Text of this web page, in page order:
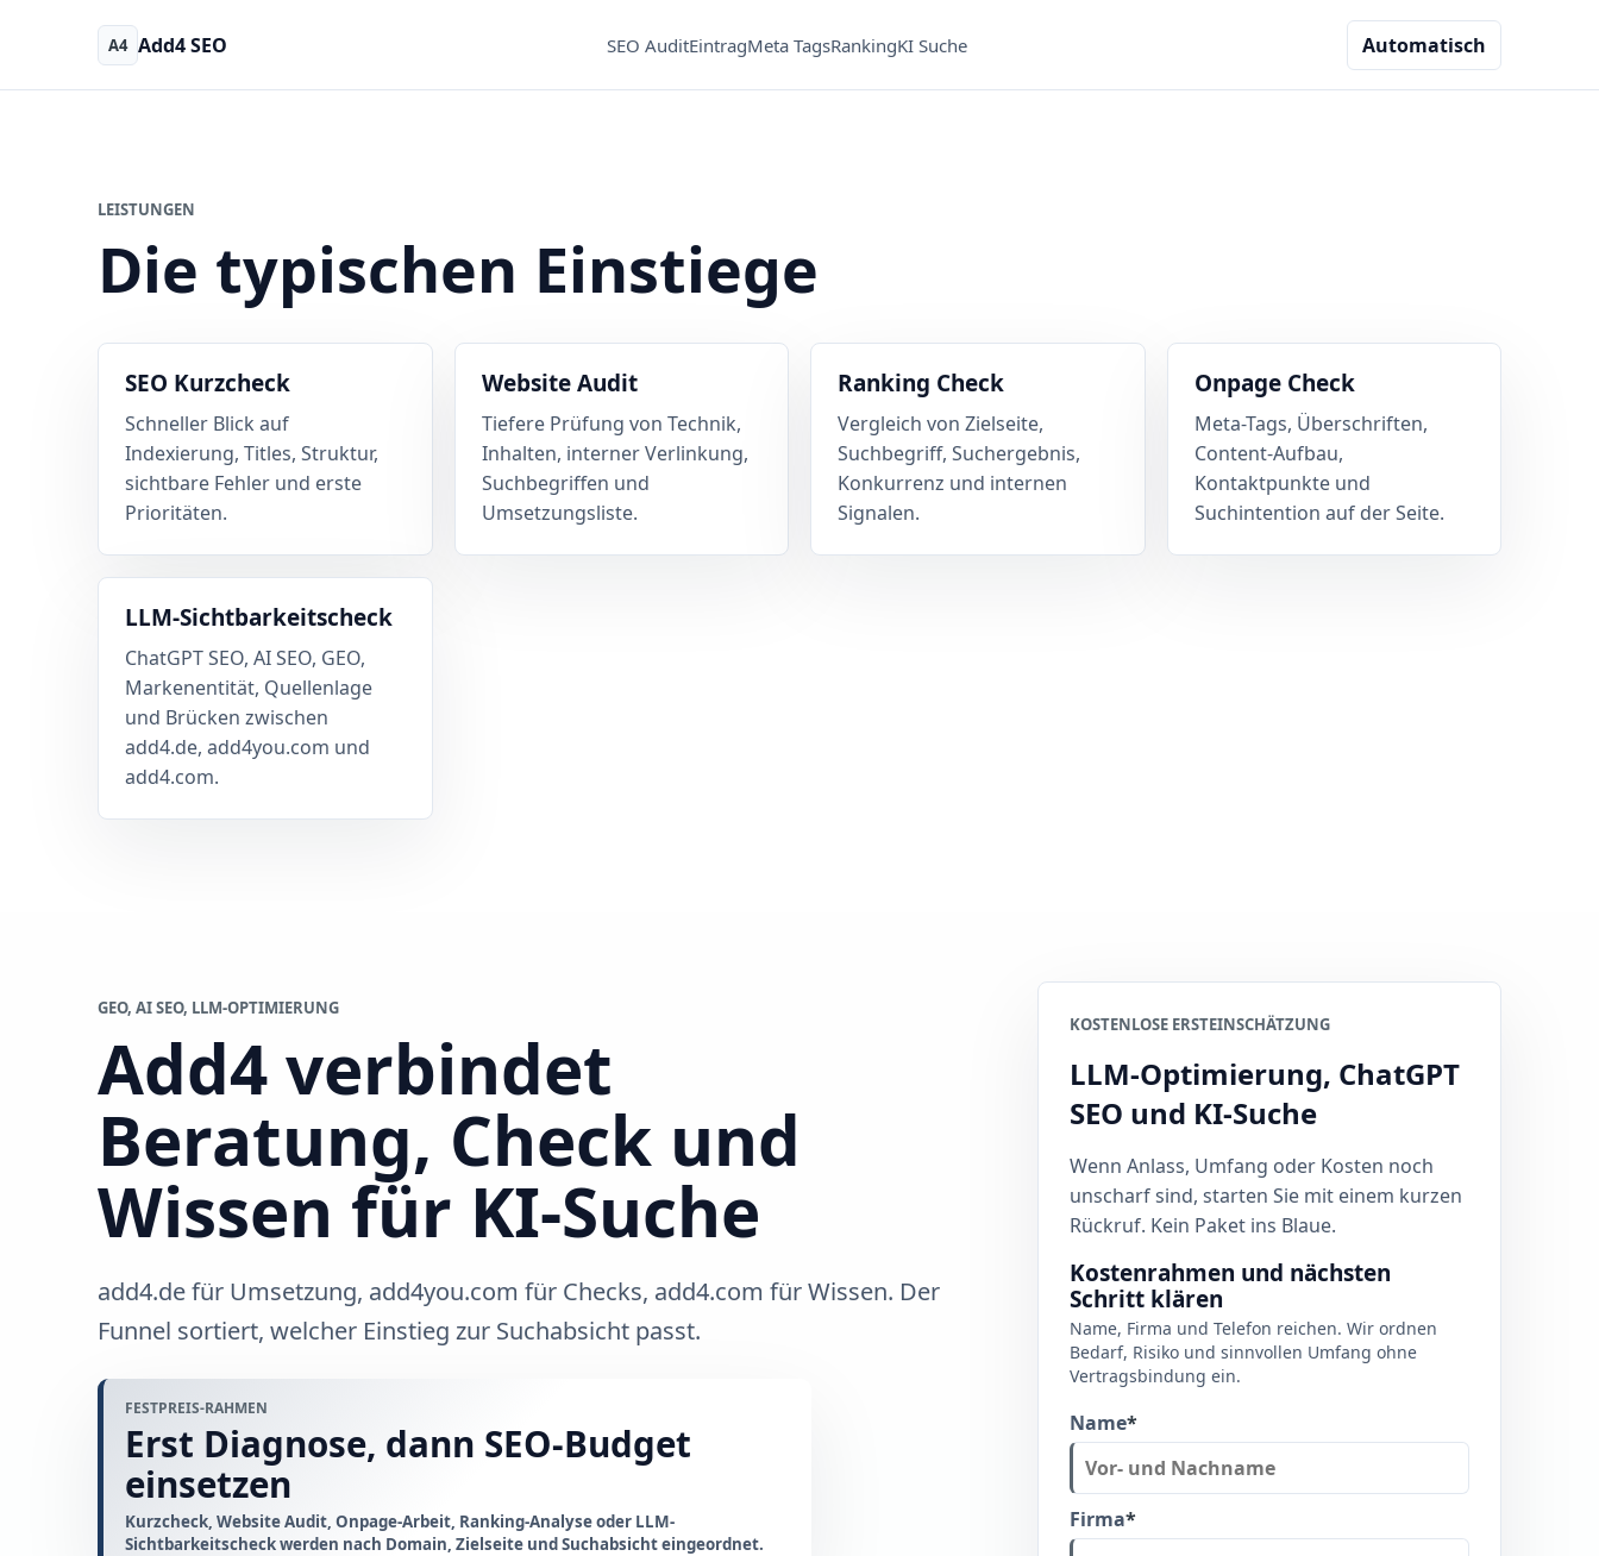
A4 Add4 SEO SEO AuditEintragMeta TagsRankingKI Suche Automatisch
GEO, AI SEO, LLM-OPTIMIERUNG
Add4 verbindet
Beratung, Check und
Wissen für KI-Suche
add4.de für Umsetzung, add4you.com für Checks, add4.com für Wissen. Der
Funnel sortiert, welcher Einstieg zur Suchabsicht passt.
FESTPREIS-RAHMEN
Erst Diagnose, dann SEO-Budget
einsetzen
Kurzcheck, Website Audit, Onpage-Arbeit, Ranking-Analyse oder LLM-
Sichtbarkeitscheck werden nach Domain, Zielseite und Suchabsicht eingeordnet.
KOSTENLOSE ERSTEINSCHÄTZUNG
LLM-Optimierung, ChatGPT
SEO und KI-Suche
Wenn Anlass, Umfang oder Kosten noch
unscharf sind, starten Sie mit einem kurzen
Rückruf. Kein Paket ins Blaue.
Kostenrahmen und nächsten
Schritt klären
Name, Firma und Telefon reichen. Wir ordnen
Bedarf, Risiko und sinnvollen Umfang ohne
Vertragsbindung ein.
Name*
Firma*
LEISTUNGEN
Die typischen Einstiege
SEO Kurzcheck
Schneller Blick auf
Indexierung, Titles, Struktur,
sichtbare Fehler und erste
Prioritäten.
Website Audit
Tiefere Prüfung von Technik,
Inhalten, interner Verlinkung,
Suchbegriffen und
Umsetzungsliste.
Ranking Check
Vergleich von Zielseite,
Suchbegriff, Suchergebnis,
Konkurrenz und internen
Signalen.
Onpage Check
Meta-Tags, Überschriften,
Content-Aufbau,
Kontaktpunkte und
Suchintention auf der Seite.
LLM-Sichtbarkeitscheck
ChatGPT SEO, AI SEO, GEO,
Markenentität, Quellenlage
und Brücken zwischen
add4.de, add4you.com und
add4.com.